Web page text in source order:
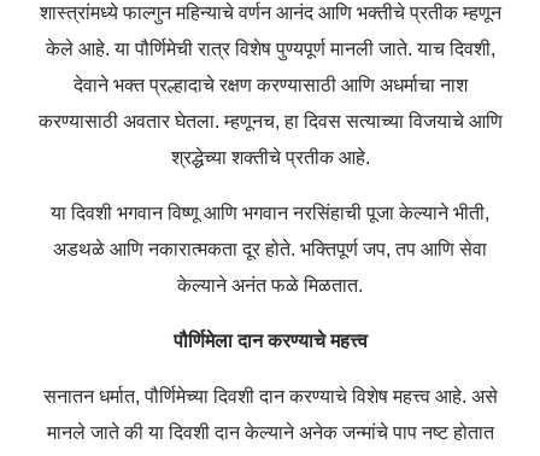
शास्त्रांमध्ये फाल्गुन महिन्याचे वर्णन आनंद आणि भक्तीचे प्रतीक म्हणून
केले आहे. या पौर्णिमेची रात्र विशेष पुण्यपूर्ण मानली जाते. याच दिवशी,
देवाने भक्त प्रल्हादाचे रक्षण करण्यासाठी आणि अधर्माचा नाश
करण्यासाठी अवतार घेतला. म्हणूनच, हा दिवस सत्याच्या विजयाचे आणि
श्रद्धेच्या शक्तीचे प्रतीक आहे.
या दिवशी भगवान विष्णू आणि भगवान नरसिंहाची पूजा केल्याने भीती,
अडथळे आणि नकारात्मकता दूर होते. भक्तिपूर्ण जप, तप आणि सेवा
केल्याने अनंत फळे मिळतात.
पौर्णिमेला दान करण्याचे महत्त्व
सनातन धर्मात, पौर्णिमेच्या दिवशी दान करण्याचे विशेष महत्त्व आहे. असे
मानले जाते की या दिवशी दान केल्याने अनेक जन्मांचे पाप नष्ट होतात